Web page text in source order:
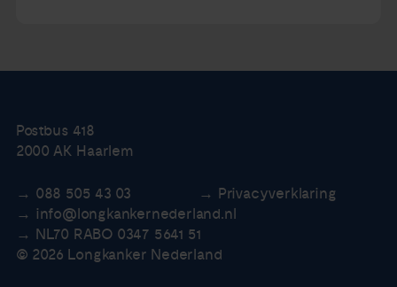
Postbus 418
2000 AK Haarlem
088 505 43 03
Privacyverklaring
info@longkankernederland.nl
NL70 RABO 0347 5641 51
© 2026 Longkanker Nederland